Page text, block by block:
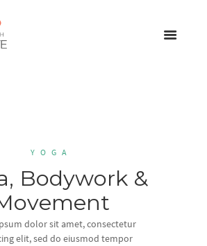
YOGA
Bodywork &
dolor sit amet, consectetur
elit, sed do eiusmod tempor